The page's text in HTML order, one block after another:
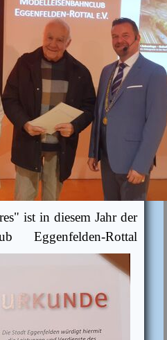
ist in diesem Jahr der
Eggenfelden-Rottal